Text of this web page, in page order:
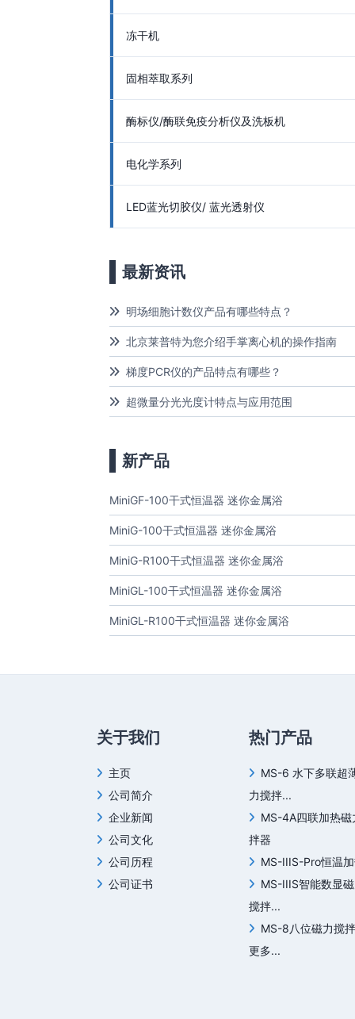
冻干机
固相萃取系列
酶标仪/酶联免疫分析仪及洗板机
电化学系列
LED蓝光切胶仪/ 蓝光透射仪
最新资讯
明场细胞计数仪产品有哪些特点？
北京莱普特为您介绍手掌离心机的操作指南
梯度PCR仪的产品特点有哪些？
超微量分光光度计特点与应用范围
新产品
MiniGF-100干式恒温器 迷你金属浴
MiniG-100干式恒温器 迷你金属浴
MiniG-R100干式恒温器 迷你金属浴
MiniGL-100干式恒温器 迷你金属浴
MiniGL-R100干式恒温器 迷你金属浴
关于我们
主页
公司简介
企业新闻
公司文化
公司历程
公司证书
热门产品
MS-6 水下多联超
力搅拌...
MS-4A四联加热磁
拌器
MS-IIIS-Pro恒温
MS-IIIS智能数显
搅拌...
MS-8八位磁力搅
更多...